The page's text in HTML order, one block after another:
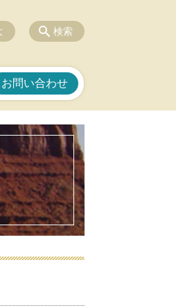
お問い合わせ
検索